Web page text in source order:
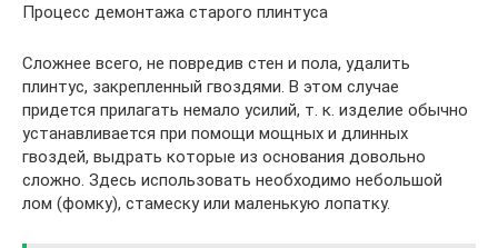
Процесс демонтажа старого плинтуса
Сложнее всего, не повредив стен и пола, удалить
плинтус, закрепленный гвоздями. В этом случае
придется прилагать немало усилий, т. к. изделие обычно
устанавливается при помощи мощных и длинных
гвоздей, выдрать которые из основания довольно
сложно. Здесь использовать необходимо небольшой
лом (фомку), стамеску или маленькую лопатку.